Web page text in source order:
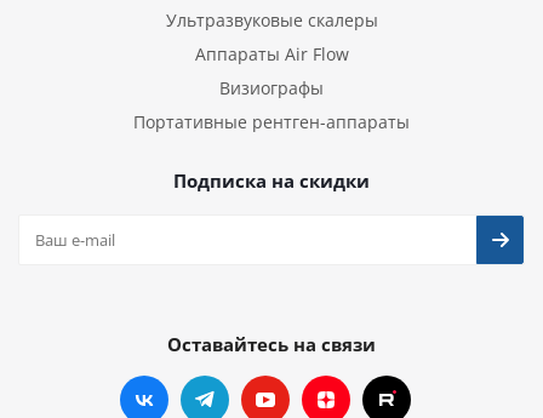
Ультразвуковые скалеры
Аппараты Air Flow
Визиографы
Портативные рентген-аппараты
Подписка на скидки
Оставайтесь на связи